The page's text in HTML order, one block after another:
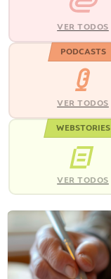
VER TODOS
PODCASTS
VER TODOS
WEBSTORIES
VER TODOS